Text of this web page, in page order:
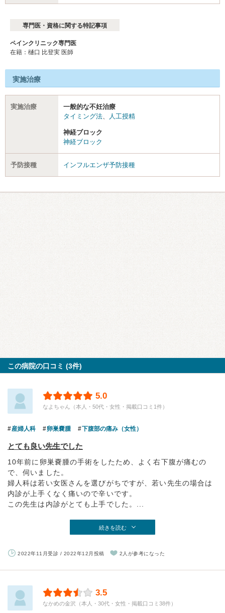
専門医・資格に関する特記事項
ペインクリニック専門医
在籍：樋口 比登実 医師
実施治療
実施治療
一般的な不妊治療
タイミング法、 人工授精
神経ブロック
神経ブロック
予防接種 インフルエンザ予防接種
この病院の口コミ (3件)
5.0
なよちゃん（本人・50代・女性・掲載口コミ1件）
産婦人科 卵巣嚢腫 下腹部の痛み（女性）
とても良い先生でした
10年前に卵巣嚢腫の手術をしたため、よく右下腹が痛むの
で、伺いました。
婦人科は若い女医さんを選びがちですが、若い先生の場合は
内診が上手くなく痛いので辛いです。
この先生は内診がとても上手でした。...
続きを読む
2022年11月受診 / 2022年12月投稿 2人が参考になった
3.5
なかめの金沢（本人・30代・女性・掲載口コミ38件）